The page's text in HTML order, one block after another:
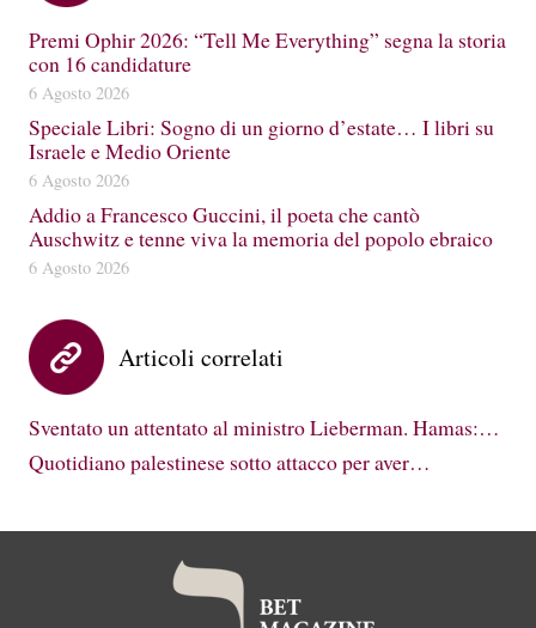
Premi Ophir 2026: “Tell Me Everything” segna la storia
con 16 candidature
6 Agosto 2026
Speciale Libri: Sogno di un giorno d’estate… I libri su
Israele e Medio Oriente
6 Agosto 2026
Addio a Francesco Guccini, il poeta che cantò
Auschwitz e tenne viva la memoria del popolo ebraico
6 Agosto 2026
Articoli correlati
Sventato un attentato al ministro Lieberman. Hamas:…
Quotidiano palestinese sotto attacco per aver…